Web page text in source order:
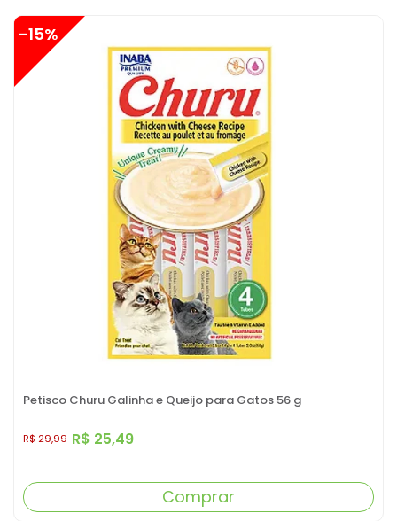
Petisco Churu Galinha e Queijo para Gatos 56 g
R$ 25,49
R$ 29,99
-15%
Comprar